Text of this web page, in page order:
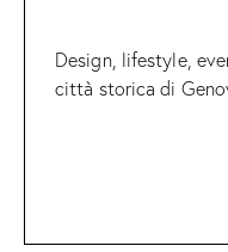
Design, lifestyle,
città storica di